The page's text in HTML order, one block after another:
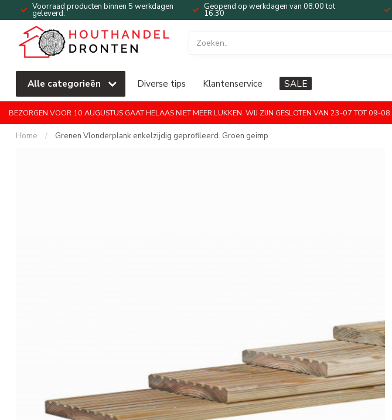
Voorraad producten binnen 5 werkdagen
geleverd.
Geopend op werkdagen van 08:00 tot
16:30
Alle categorieën Diverse tips Klantenservice SALE
BEZORGEN VOOR 10 AUGUSTUS GAAT HELAAS NIET MEER LUKKEN. WIJ ZIJN GESLOTEN VAN 23-07 TOT 09-08.
Home / Grenen Vlonderplank enkelzijdig geprofileerd. Groen geimp